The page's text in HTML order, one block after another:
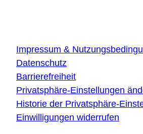
Impressum &
Datenschutz
Barrierefreiheit
Privatsphäre-Einstellungen
Historie der Privatsphäre-
Einwilligungen widerrufen